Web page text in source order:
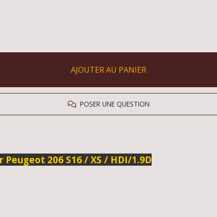
AJOUTER AU PANIER
POSER UNE QUESTION
206 S16 / XS / HDI/1.9D